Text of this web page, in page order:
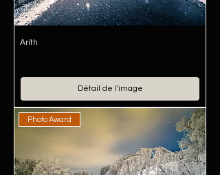
Arith
Détail de l'image
Photo Award